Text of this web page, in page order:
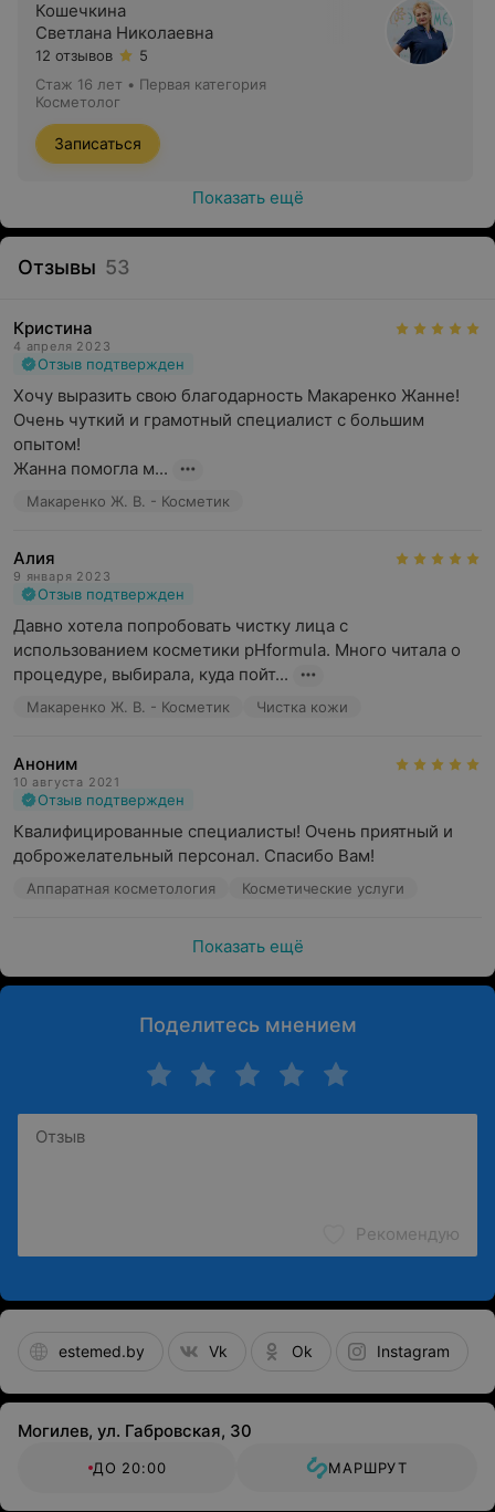
Химический пилинг (миндальный, азелаиновый,
гликолевый, ретиноловый, салициловый)
Дарсонваль
Криомассаж
Программы профессионального ухода за кожей лица
Восковая депиляция
Прокол мочек ушей
Кошечкина
Светлана Николаевна
12 отзывов
5
Стаж 16 лет • Первая категория
Косметолог
Записаться
Показать ещё
Отзывы 53
Кристина
4 апреля 2023
Отзыв подтвержден
Хочу выразить свою благодарность Макаренко Жанне!
Очень чуткий и грамотный специалист с большим
опытом!
Жанна помогла м...
Макаренко Ж. В. - Косметик
Алия
9 января 2023
Отзыв подтвержден
Давно хотела попробовать чистку лица с
использованием косметики pHformula. Много читала о
процедуре, выбирала, куда пойт...
Макаренко Ж. В. - Косметик Чистка кожи
Аноним
10 августа 2021
Отзыв подтвержден
Квалифицированные специалисты! Очень приятный и
доброжелательный персонал. Спасибо Вам!
Аппаратная косметология Косметические услуги
Показать ещё
Поделитесь мнением
Рекомендую
estemed.by Vk Ok Instagram
Могилев, ул. Габровская, 30
ДО 20:00 МАРШРУТ